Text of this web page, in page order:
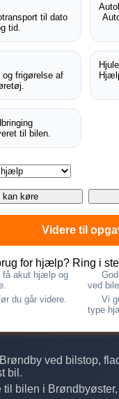
ved bilstop,
bil.
til bilen i
til dato
tid.
frigørelse af
til bilen.
kan køre
Videre til
for hjælp? Ring i
få akut hjælp og
ved
du går videre.
Vi
type